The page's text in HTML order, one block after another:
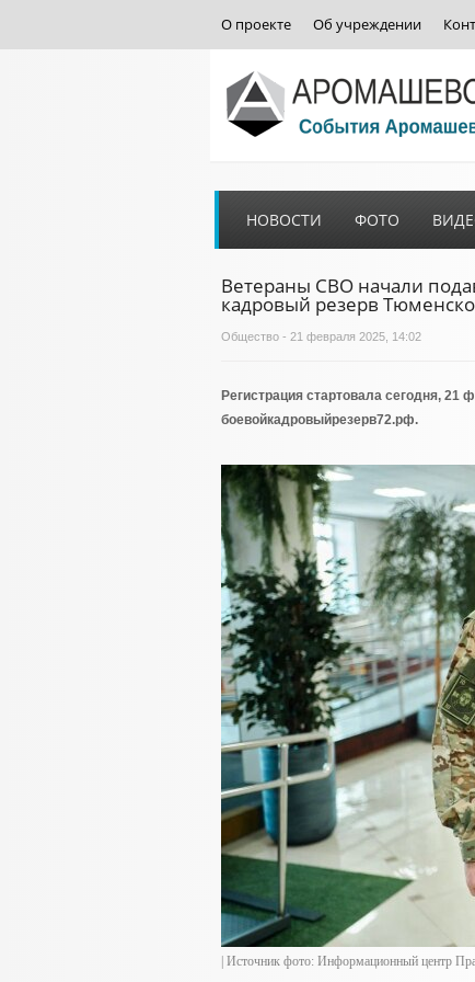
О проекте Об учреждении
НОВОСТИ ФОТО
Ветераны СВО начали
кадровый резерв
Общество - 21 февраля 2025, 14:02
Регистрация стартовала сегодня,
боевойкадровыйрезерв72.рф.
| Источник фото: Информационный центр